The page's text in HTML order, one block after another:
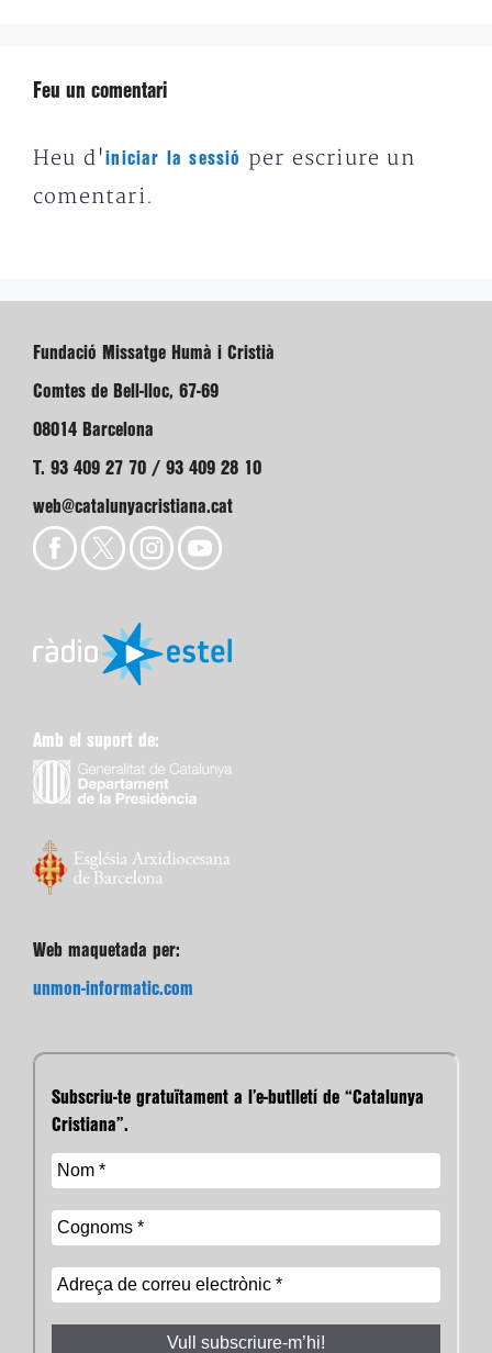
Feu un comentari
Heu d'iniciar la sessió
per escriure un
comentari.
Fundació Missatge Humà i Cristià
Comtes de Bell-lloc, 67-69
08014 Barcelona
T. 93 409 27 70 / 93 409 28 10
web@catalunyacristiana.cat
Amb el suport de:
Web maquetada per:
unmon-informatic.com
Subscriu-te gratuïtament a l’e-butlletí de “Catalunya
Cristiana”.